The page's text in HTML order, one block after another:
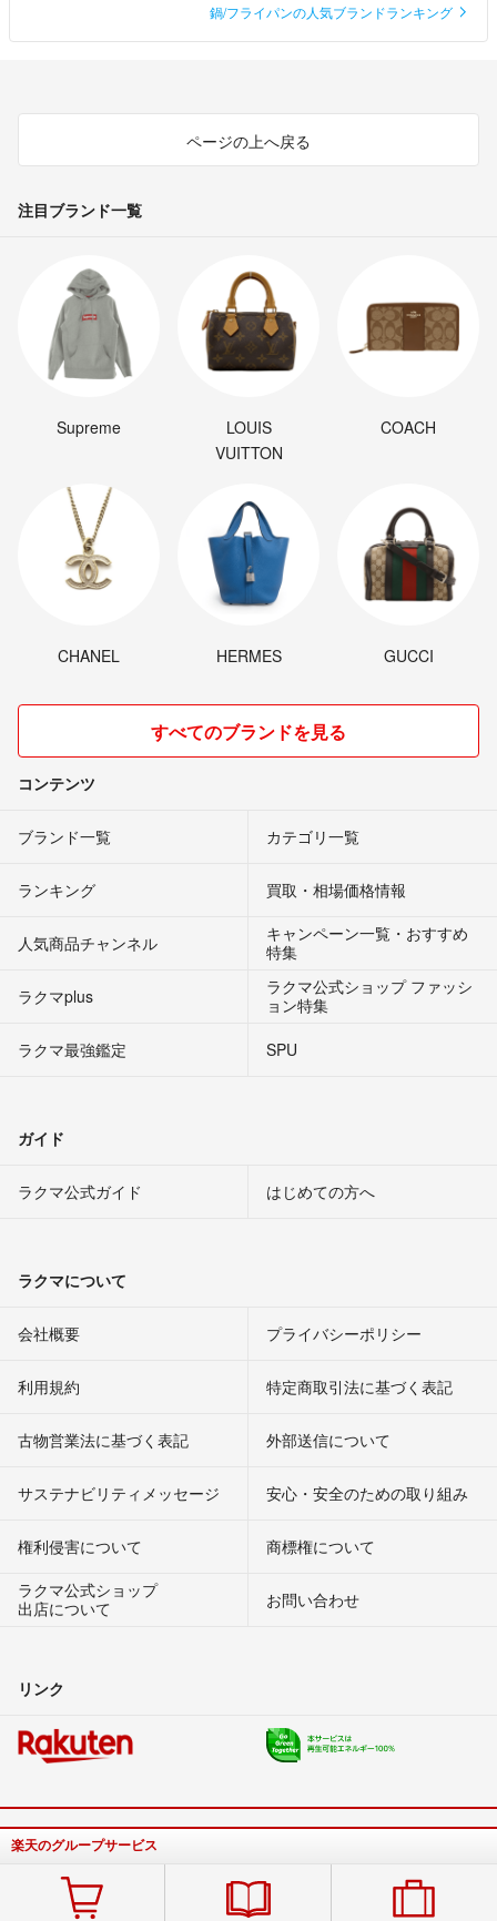
鍋/フライパンの人気ブランドランキング
ページの上へ戻る
注目ブランド一覧
Supreme
LOUIS
VUITTON
COACH
CHANEL HERMES GUCCI
すべてのブランドを見る
コンテンツ
ブランド一覧 カテゴリ一覧
ランキング 買取・相場価格情報
人気商品チャンネル
キャンペーン一覧・おすすめ
特集
ラクマplus
ラクマ公式ショップ ファッシ
ョン特集
ラクマ最強鑑定
SPU
ガイド
ラクマ公式ガイド はじめての方へ
ラクマについて
会社概要 プライバシーポリシー
利用規約 特定商取引法に基づく表記
古物営業法に基づく表記 外部送信について
サステナビリティメッセージ 安心・安全のための取り組み
権利侵害について
商標権について
ラクマ公式ショップ
出店について
お問い合わせ
リンク
楽天のグループサービス